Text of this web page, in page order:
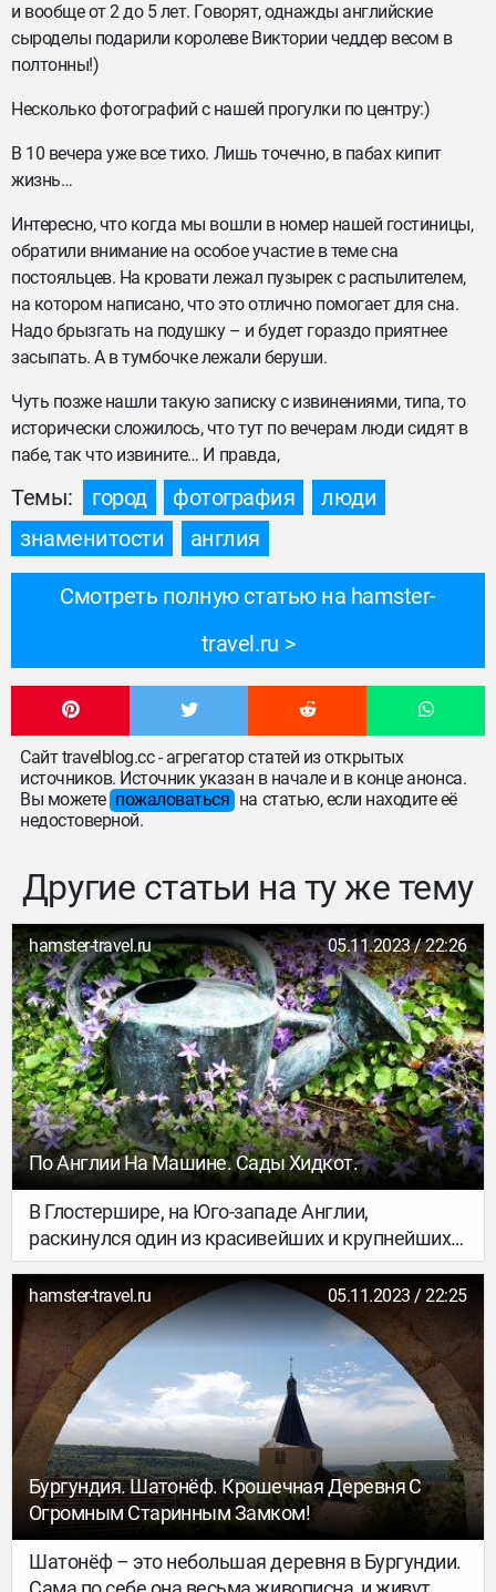
и вообще от 2 до 5 лет. Говорят, однажды английские
сыроделы подарили королеве Виктории чеддер весом в
полтонны!)
Несколько фотографий с нашей прогулки по центру:)
В 10 вечера уже все тихо. Лишь точечно, в пабах кипит
жизнь…
Интересно, что когда мы вошли в номер нашей гостиницы,
обратили внимание на особое участие в теме сна
постояльцев. На кровати лежал пузырек с распылителем,
на котором написано, что это отлично помогает для сна.
Надо брызгать на подушку – и будет гораздо приятнее
засыпать. А в тумбочке лежали беруши.
Чуть позже нашли такую записку с извинениями, типа, то
исторически сложилось, что тут по вечерам люди сидят в
пабе, так что извините… И правда,
Темы: город фотография
люди
знаменитости
англия
Смотреть полную статью на hamster-
travel.ru
Сайт travelblog.cc - агрегатор статей из открытых
источников. Источник указан в начале и в конце анонса.
Вы можете пожаловаться на статью, если находите её
недостоверной.
Другие статьи на ту же тему
hamster-travel.ru 05.11.2023 / 22:26
По Англии На Машине. Сады Хидкот.
В Глостершире, на Юго-западе Англии,
раскинулся один из красивейших и крупнейших
садов Великобритании – Хидкот (Hidcote).
Придумал их и воплотил в жизнь пейзажист
Лоуренс Джонстон, который жил и творил в
начале 20 века. На создание проекта у
Джонстона ушло почти сорок лет. Но то, что он
сделал, просто завораживает. Мы провели в
этих садах около двух часов, и я буду рада
рассказать о них подробнее.
hamster-travel.ru 05.11.2023 / 22:25
Бургундия. Шатонёф. Крошечная Деревня С
Огромным Старинным Замком!
Шатонёф – это небольшая деревня в Бургундии.